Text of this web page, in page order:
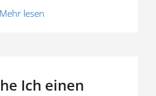
Mehr lesen
Ich einen